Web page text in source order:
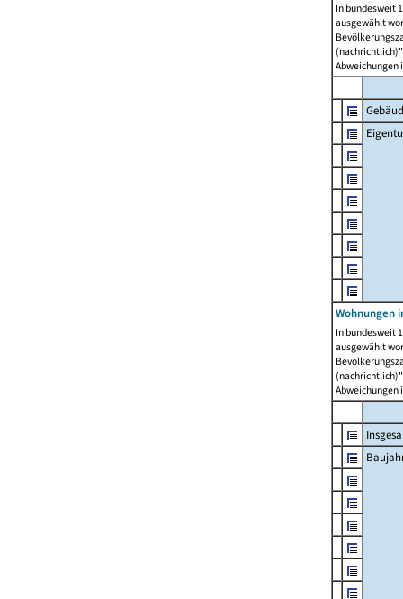
In bundesweit
ausgewählt
Abweichungen
Wohnungen
In bundesweit
ausgewählt
Abweichungen